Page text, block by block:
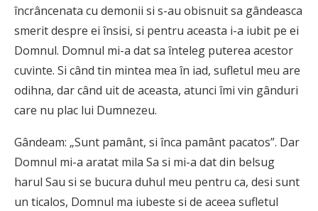
încrâncenata cu demonii si s-au obisnuit sa gândeasca
smerit despre ei însisi, si pentru aceasta i-a iubit pe ei
Domnul. Domnul mi-a dat sa înteleg puterea acestor
cuvinte. Si când tin mintea mea în iad, sufletul meu are
odihna, dar când uit de aceasta, atunci îmi vin gânduri
care nu plac lui Dumnezeu.
Gândeam: „Sunt pamânt, si înca pamânt pacatos”. Dar
Domnul mi-a aratat mila Sa si mi-a dat din belsug
harul Sau si se bucura duhul meu pentru ca, desi sunt
un ticalos, Domnul ma iubeste si de aceea sufletul